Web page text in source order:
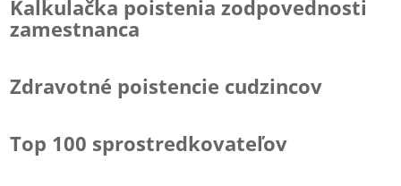
Kalkulačka poistenia zodpovednosti
zamestnanca
Zdravotné poistencie cudzincov
Top 100 sprostredkovateľov